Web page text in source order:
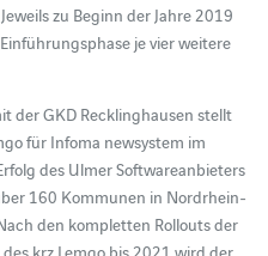
zu Beginn der Jahre 2019
je vier weitere
der GKD Recklinghausen stellt
für Infoma newsystem im
des Ulmer Softwareanbieters
160 Kommunen in Nordrhein-
den kompletten Rollouts der